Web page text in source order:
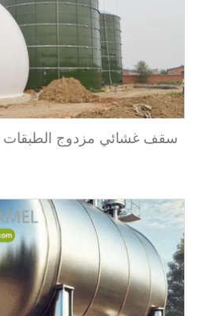
سقف غشائي مزدوج الطبقات